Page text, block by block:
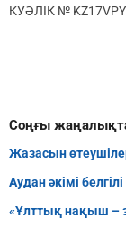
КУӘЛІК №
Соңғы
Жазасын
Аудан әкімі
«Ұлттық нақыш –